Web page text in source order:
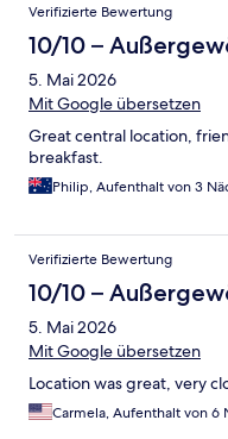
Verifizierte Bewertung
10/10 –
5. Mai 2026
Mit Google übersetzen
Great central location,
breakfast.
Philip, Aufenthalt von 3
Verifizierte Bewertung
10/10 –
5. Mai 2026
Mit Google übersetzen
Location was great, very
Carmela, Aufenthalt von 6